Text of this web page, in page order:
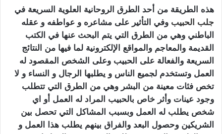
هذه الطريقة من أحد الطرق الروحانية العلوية السريعة في
جلب الحبيب وفي التأثير على مشاعره و عواطفه و عقله
الباطني وهي من الطرق التي يتم البحث عنها في الكتب
القديمة والمعاجم والمواقع الإلكترونية لما فيها من النتائج
السريعة والفعالة على الحبيب وعلى الشخص المقصود له
العمل وتستخدم لجميع الناس و يطلبها الرجال و النساء و لا
تخص فئات معينة من البشر وهي من الطرق التي تتطلب
وجود عينات وأثر خاص بالحبيب المراد له العمل أو اي
شخص يطلب له العمل وبسبب المشاكل التي تحصل بين
الشريكين وحصول البعد والفراق بينهم يطلب هذا العمل و